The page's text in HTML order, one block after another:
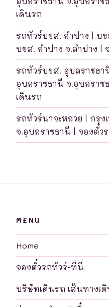
เดินรถ
รถทัวร์บขส. ลำปาง | บ
บขส. ลำปาง จ.ลำปาง |
รถทัวร์บขส. อุบลราชธ
อุบลราชธานี จ.อุบลราช
เดินรถ
รถทัวร์นาจะหลวย | กรุ
จ.อุบลราชธานี | จองตั๋ว
MENU
Home
จองตั๋วรถทัวร์-ที่นี่
บริษัทเดินรถ เส้นทางเ